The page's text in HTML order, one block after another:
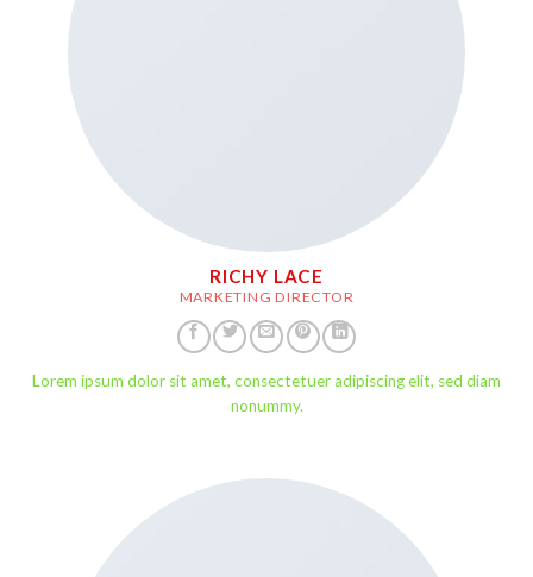
RICHY LACE
MARKETING DIRECTOR
Lorem ipsum dolor sit amet, consectetuer adipiscing elit, sed diam
nonummy.